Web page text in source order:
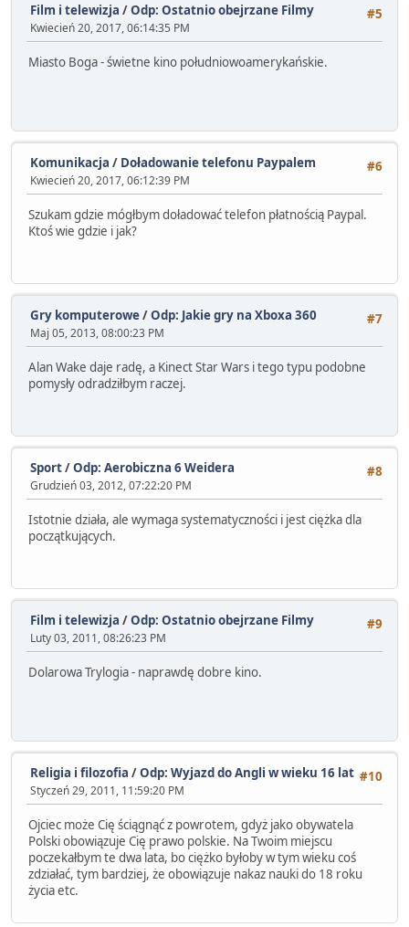
#5
Film i telewizja /Odp: Ostatnio obejrzane Filmy
Kwiecień 20, 2017, 06:14:35 PM
Miasto Boga - świetne kino południowoamerykańskie.
#6
Komunikacja / Doładowanie telefonu Paypalem
Kwiecień 20, 2017, 06:12:39 PM
Szukam gdzie mógłbym doładować telefon płatnością Paypal.
Ktoś wie gdzie i jak?
#7
Gry komputerowe/Odp: Jakie gry na Xboxa 360
Maj 05, 2013, 08:00:23 PM
Alan Wake daje radę, a Kinect Star Wars i tego typu podobne
pomysły odradziłbym raczej.
#8
Sport/Odp: Aerobiczna 6 Weidera
Grudzień 03, 2012, 07:22:20 PM
Istotnie działa, ale wymaga systematyczności i jest ciężka dla
początkujących.
#9
Film i telewizja /Odp: Ostatnio obejrzane Filmy
Luty 03, 2011, 08:26:23 PM
Dolarowa Trylogia - naprawdę dobre kino.
#10
Religia i filozofia /Odp: Wyjazd do Angli w wieku 16 lat
Styczeń 29, 2011, 11:59:20 PM
Ojciec może Cię ściągnąć z powrotem, gdyż jako obywatela
Polski obowiązuje Cię prawo polskie. Na Twoim miejscu
poczekałbym te dwa lata, bo ciężko byłoby w tym wieku coś
zdziałać, tym bardziej, że obowiązuje nakaz nauki do 18 roku
życia etc.